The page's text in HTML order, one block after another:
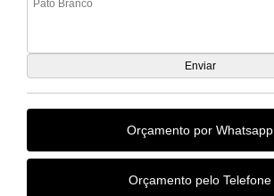
Orçamento por Whatsapp
Orçamento pelo Telefone